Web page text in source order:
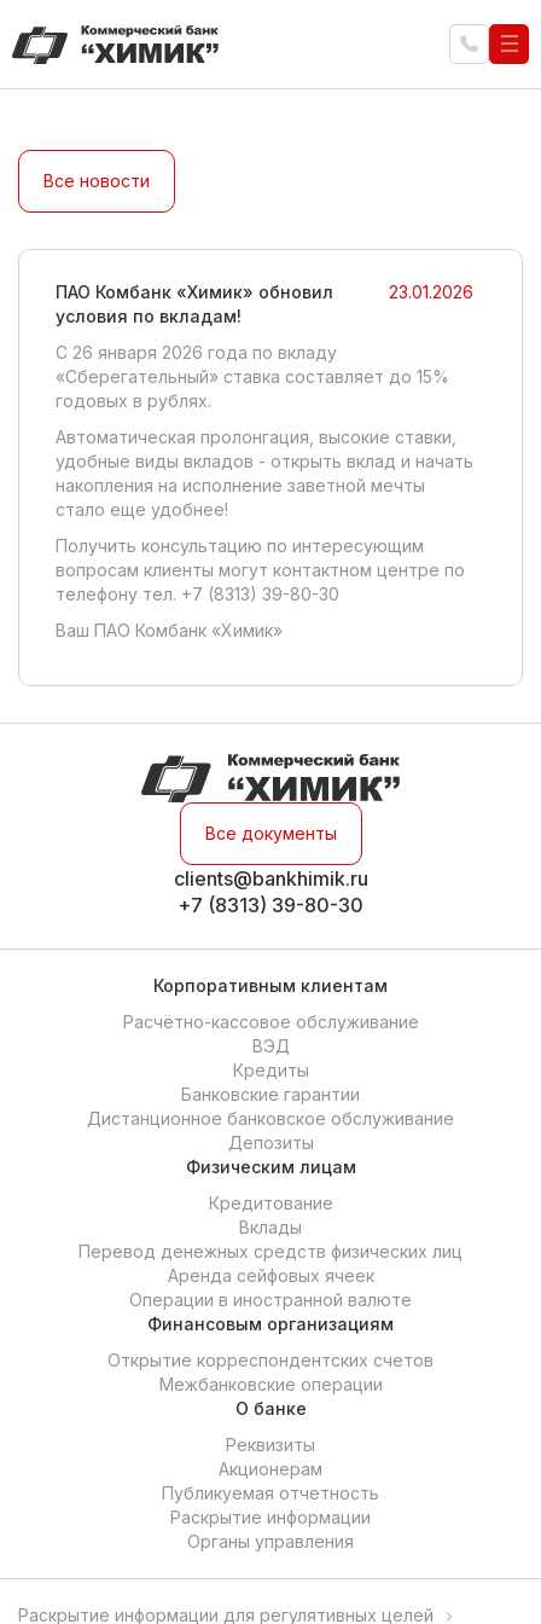
Все новости
ПАО Комбанк «Химик» обновил
условия по вкладам!
23.01.2026
C 26 января 2026 года по вкладу
«Сберегательный» ставка составляет до 15%
годовых в рублях.
Автоматическая пролонгация, высокие ставки,
удобные виды вкладов - открыть вклад и начать
накопления на исполнение заветной мечты
стало еще удобнее!
Получить консультацию по интересующим
вопросам клиенты могут контактном центре по
телефону тел. +7 (8313) 39-80-30
Ваш ПАО Комбанк «Химик»
Все документы
clients@bankhimik.ru
+7 (8313) 39-80-30
Корпоративным клиентам
Расчётно-кассовое обслуживание
ВЭД
Кредиты
Банковские гарантии
Дистанционное банковское обслуживание
Депозиты
Физическим лицам
Кредитование
Вклады
Перевод денежных средств физических лиц
Аренда сейфовых ячеек
Операции в иностранной валюте
Финансовым организациям
Открытие корреспондентских счетов
Межбанковские операции
О банке
Реквизиты
Акционерам
Публикуемая отчетность
Раскрытие информации
Органы управления
Раскрытие информации для регулятивных целей